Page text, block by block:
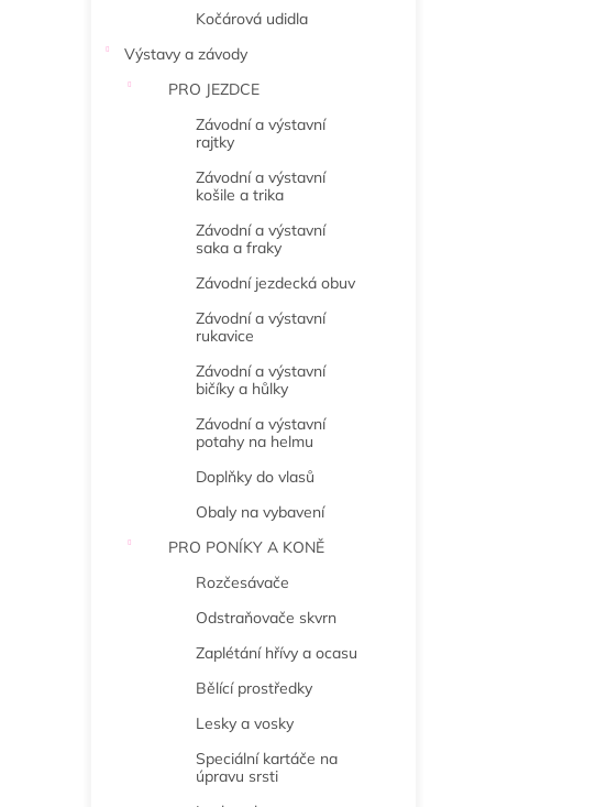
Kočárová udidla
Výstavy a závody
PRO JEZDCE
Závodní a výstavní
rajtky
Závodní a výstavní
košile a trika
Závodní a výstavní
saka a fraky
Závodní jezdecká obuv
Závodní a výstavní
rukavice
Závodní a výstavní
bičíky a hůlky
Závodní a výstavní
potahy na helmu
Doplňky do vlasů
Obaly na vybavení
PRO PONÍKY A KONĚ
Rozčesávače
Odstraňovače skvrn
Zaplétání hřívy a ocasu
Bělící prostředky
Lesky a vosky
Speciální kartáče na
úpravu srsti